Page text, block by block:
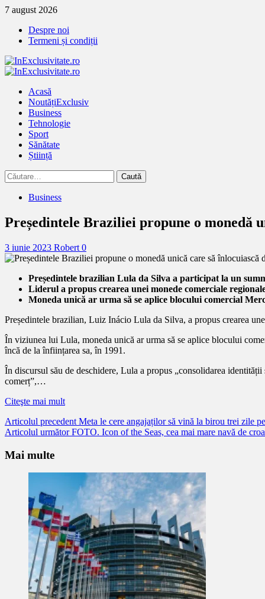
Treci
continut
7 august 2026
Despre noi
Termeni și condiții
Primary
Acasă
NoutățiExclusiv
Business
Tehnologie
Sport
Sănătate
Știință
Caută
după:
Business
Președintele Braziliei propune o monedă
3 iunie 2023 Robert 0
Președintele brazilian Lula da Silva a participat la un
Liderul a propus crearea unei monede comerciale
Moneda unică ar urma să se aplice blocului comercial
Președintele brazilian, Luiz Inácio Lula da Silva, a propus crearea
În viziunea lui Lula, moneda unică ar urma să se aplice blocului
încă de la înființarea sa, în 1991.
În discursul său de deschidere, Lula a propus „consolidarea
comerț”,…
Citeşte mai mult
Citește
mai
mult
Articolul precedent Meta le cere angajaților să vină la birou trei zile
Articolul următorFOTO. Icon of the Seas, cea mai mare navă de
Mai multe